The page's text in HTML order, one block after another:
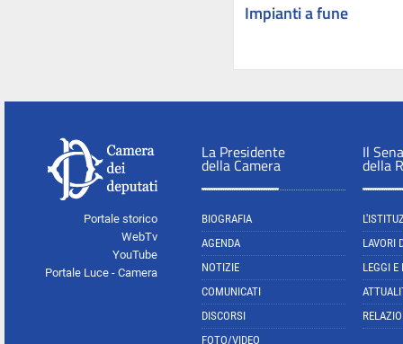
Impianti a fune
Portale storico
WebTv
YouTube
Portale Luce - Camera
La Presidente
della Camera
BIOGRAFIA
AGENDA
NOTIZIE
COMUNICATI
DISCORSI
FOTO/VIDEO
Il
della
LAVORI
LEGGI E